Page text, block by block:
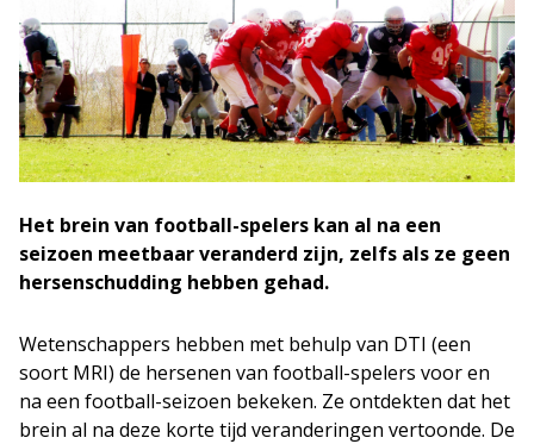
Het brein van football-spelers kan al na een
seizoen meetbaar veranderd zijn, zelfs als ze geen
hersenschudding hebben gehad.
Wetenschappers hebben met behulp van DTI (een
soort MRI) de hersenen van football-spelers voor en
na een football-seizoen bekeken. Ze ontdekten dat het
brein al na deze korte tijd veranderingen vertoonde. De